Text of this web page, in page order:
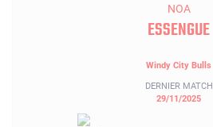
NOA
ESSENGUE
Windy City Bulls
DERNIER MATCH
29/11/2025